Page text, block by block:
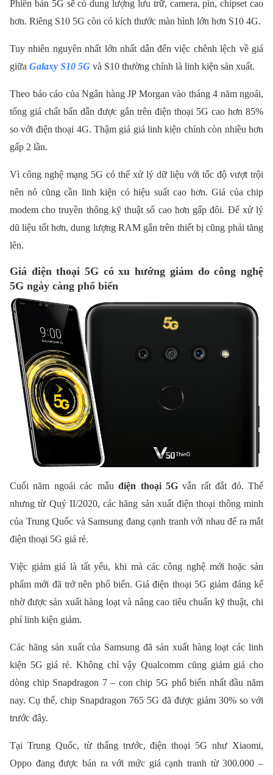
Phiên bản 5G sẽ có dung lượng lưu trữ, camera, pin, chipset cao
hơn. Riêng S10 5G còn có kích thước màn hình lớn hơn S10 4G.
Tuy nhiên nguyên nhất lớn nhất dẫn đến việc chênh lệch về giá
giữa Galaxy S10 5G và S10 thường chính là linh kiện sản xuất.
Theo báo cáo của Ngân hàng JP Morgan vào tháng 4 năm ngoái,
tổng giá chất bấn dẫn được gắn trên điện thoại 5G cao hơn 85%
so với điện thoại 4G. Thậm giá giá linh kiện chính còn nhiều hơn
gấp 2 lần.
Vì công nghệ mạng 5G có thể xử lý dữ liệu với tốc độ vượt trội
nên nó cũng cần linh kiện có hiệu suất cao hơn. Giá của chip
modem cho truyền thông kỹ thuật số cao hơn gấp đôi. Để xử lý
dũ liệu tốt hơn, dung lượng RAM gắn trên thiết bị cũng phải tăng
lên.
Giá điện thoại 5G có xu hướng giảm do công nghệ
5G ngày càng phổ biến
Cuối năm ngoái các mẫuđiện thoại 5Gvẫn rất đắt đỏ. Thế
nhưng từ Quý II/2020, các hãng sản xuất điện thoại thông minh
của Trung Quốc và Samsung đang cạnh tranh với nhau để ra mắt
điện thoại 5G giá rẻ.
Việc giảm giá là tất yếu, khi mà các công nghệ mới hoặc sản
phẩm mới đã trở nên phổ biến. Giá điện thoại 5G giảm đáng kể
nhờ được sản xuất hàng loạt và nâng cao tiêu chuẩn kỹ thuật, chi
phí linh kiện giảm.
Các hãng sản xuất của Samsung đã sản xuất hàng loạt các linh
kiện 5G giá rẻ. Không chỉ vậy Qualcomm cũng giảm giá cho
dòng chip Snapdragon 7 – con chip 5G phổ biến nhất đầu năm
nay. Cụ thể, chip Snapdragon 765 5G đã được giảm 30% so với
trước đây.
Tại Trung Quốc, từ thấng trước, điện thoại 5G như Xiaomi,
Oppo đang được bán ra với mức giá cạnh tranh từ 300.000 –